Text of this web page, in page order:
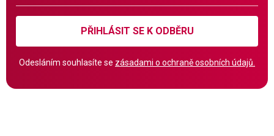
PŘIHLÁSIT SE K ODBĚRU
Odesláním souhlasíte se zásadami o ochraně osobních údajů.